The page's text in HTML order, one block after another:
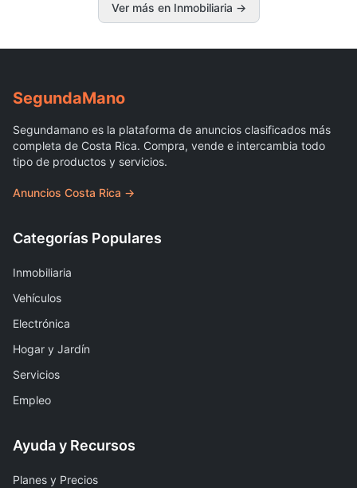
Ver más en Inmobiliaria →
SegundaMano
Segundamano es la plataforma de anuncios clasificados más
completa de Costa Rica. Compra, vende e intercambia todo
tipo de productos y servicios.
Anuncios Costa Rica →
Categorías Populares
Inmobiliaria
Vehículos
Electrónica
Hogar y Jardín
Servicios
Empleo
Ayuda y Recursos
Planes y Precios